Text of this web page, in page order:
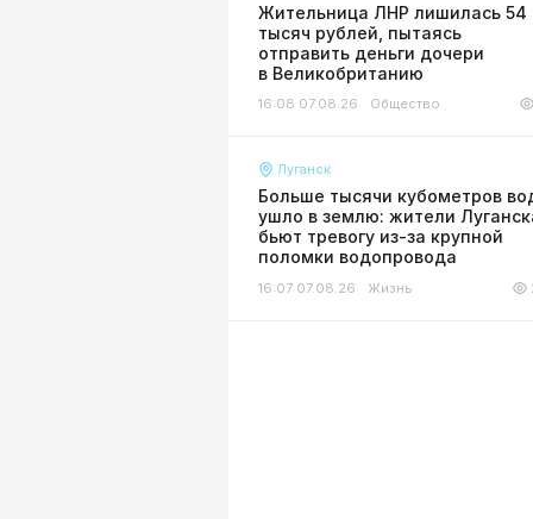
Жительница ЛНР лишилась 54
тысяч рублей, пытаясь
отправить деньги дочери
в Великобританию
16:08 07.08.26 Общество
Луганск
Больше тысячи кубометров
ушло в землю: жители
бьют тревогу из-за крупной
поломки водопровода
16:07 07.08.26 Жизнь